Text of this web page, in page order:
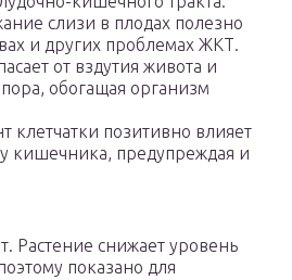
слизи в плодах полезно
и других проблемах ЖКТ.
от вздутия живота и
обогащая организм
клетчатки позитивно влияет
кишечника, предупреждая и
Растение снижает уровень
показано для